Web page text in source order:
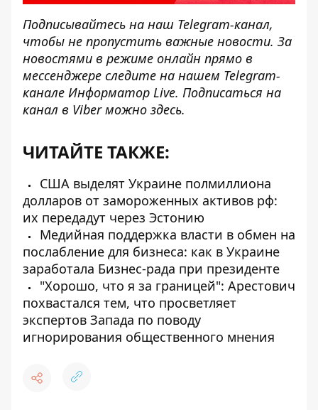
Подписывайтесь на наш Telegram-канал,
чтобы не пропустить важные новости. За
новостями в режиме онлайн прямо в
мессенджере следите на нашем Telegram-
канале Информатор Live. Подписаться на
канал в Viber можно здесь.
ЧИТАЙТЕ ТАКЖЕ:
США выделят Украине полмиллиона
долларов от замороженных активов рф:
их передадут через Эстонию
Медийная поддержка власти в обмен на
послабление для бизнеса: как в Украине
заработала Бизнес-рада при президенте
"Хорошо, что я за границей": Арестович
похвастался тем, что просветляет
экспертов Запада по поводу
игнорирования общественного мнения